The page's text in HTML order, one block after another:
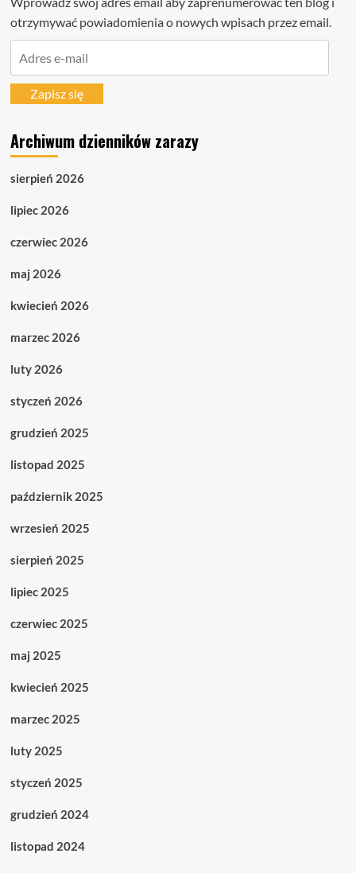
otrzymywać powiadomienia o nowych wpisach przez email.
mailZapisz się
Archiwum dzienników zarazy
sierpień 2026
lipiec 2026
czerwiec 2026
maj 2026
kwiecień 2026
marzec 2026
luty 2026
styczeń 2026
grudzień 2025
listopad 2025
październik 2025
wrzesień 2025
sierpień 2025
lipiec 2025
czerwiec 2025
maj 2025
kwiecień 2025
marzec 2025
luty 2025
styczeń 2025
grudzień 2024
listopad 2024